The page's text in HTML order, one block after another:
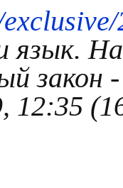
язык.
закон
12:35